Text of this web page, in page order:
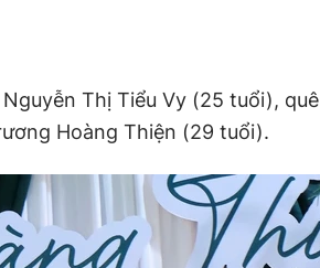
Nguyễn Thị Tiểu Vy (25 tuổi), quê
Hoàng Thiện (29 tuổi).